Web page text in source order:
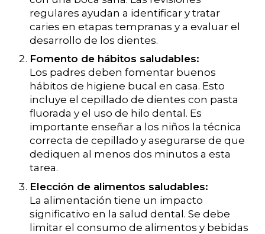
regulares ayudan a identificar y tratar
caries en etapas tempranas y a evaluar el
desarrollo de los dientes.
Fomento de hábitos saludables:
Los padres deben fomentar buenos
hábitos de higiene bucal en casa. Esto
incluye el cepillado de dientes con pasta
fluorada y el uso de hilo dental. Es
importante enseñar a los niños la técnica
correcta de cepillado y asegurarse de que
dediquen al menos dos minutos a esta
tarea.
Elección de alimentos saludables:
La alimentación tiene un impacto
significativo en la salud dental. Se debe
limitar el consumo de alimentos y bebidas